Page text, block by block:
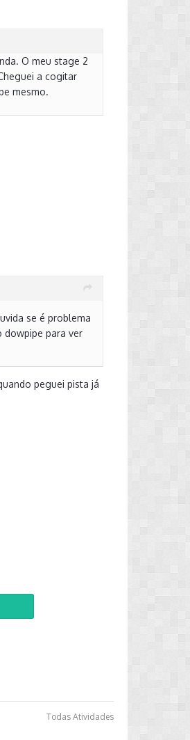
O meu stage 2
a cogitar
mesmo.
se é problema
dowpipe para ver
peguei pista já
Todas Atividades